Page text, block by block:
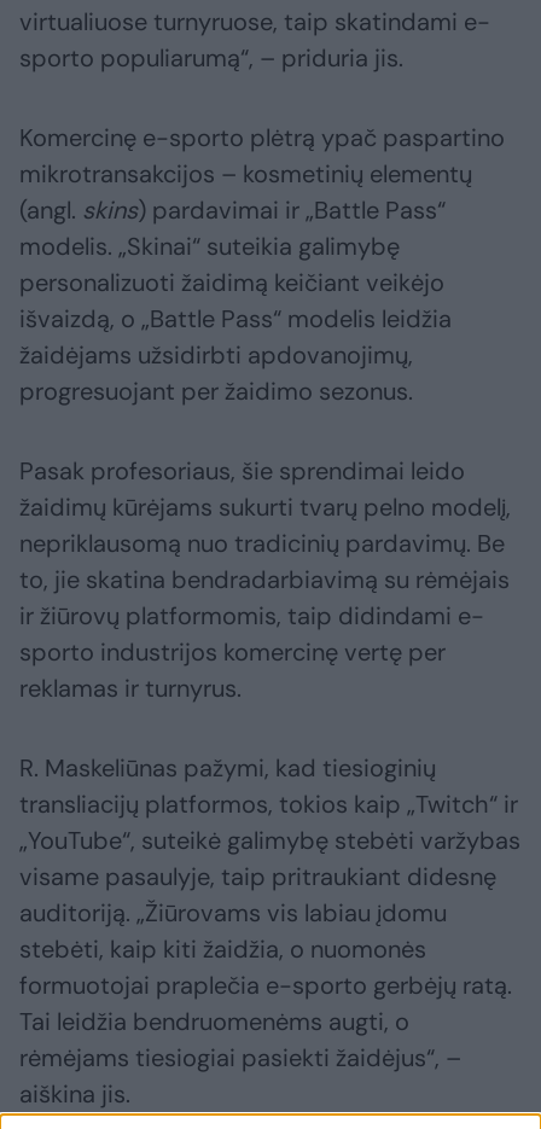
virtualiuose turnyruose, taip skatindami e-
sporto populiarumą“, – priduria jis.
Komercinę e-sporto plėtrą ypač paspartino
mikrotransakcijos – kosmetinių elementų
(angl. skins) pardavimai ir „Battle Pass“
modelis. „Skinai“ suteikia galimybę
personalizuoti žaidimą keičiant veikėjo
išvaizdą, o „Battle Pass“ modelis leidžia
žaidėjams užsidirbti apdovanojimų,
progresuojant per žaidimo sezonus.
Pasak profesoriaus, šie sprendimai leido
žaidimų kūrėjams sukurti tvarų pelno modelį,
nepriklausomą nuo tradicinių pardavimų. Be
to, jie skatina bendradarbiavimą su rėmėjais
ir žiūrovų platformomis, taip didindami e-
sporto industrijos komercinę vertę per
reklamas ir turnyrus.
R. Maskeliūnas pažymi, kad tiesioginių
transliacijų platformos, tokios kaip „Twitch“ ir
„YouTube“, suteikė galimybę stebėti varžybas
visame pasaulyje, taip pritraukiant didesnę
auditoriją. „Žiūrovams vis labiau įdomu
stebėti, kaip kiti žaidžia, o nuomonės
formuotojai praplečia e-sporto gerbėjų ratą.
Tai leidžia bendruomenėms augti, o
rėmėjams tiesiogiai pasiekti žaidėjus“, –
aiškina jis.